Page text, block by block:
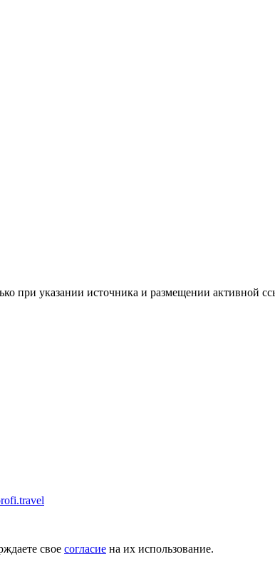
при указании источника и размещении активной
свое согласие на их использование.